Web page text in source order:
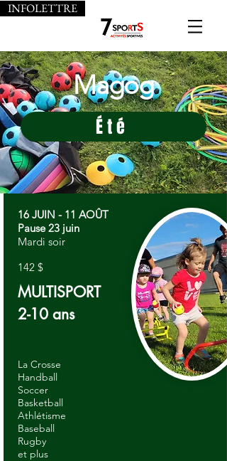
INFOLETTRE
Magog
Été
16 JUIN - 11 AOÛT
Pause 23 juin
Mardi soir
142 $
MULTISPORT
2-10 ans
La Crosse
Handball
Soccer
Basketball
Athlétisme
Baseball
Rugby
et plus